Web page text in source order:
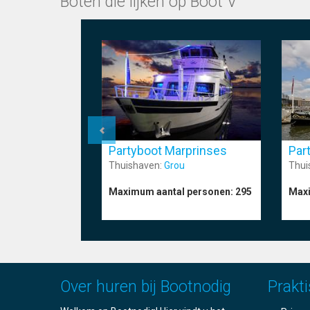
Partyboot Marprinses
Thuishaven: Grou
Maximum aantal personen: 295
Over huren bij Bootnodig